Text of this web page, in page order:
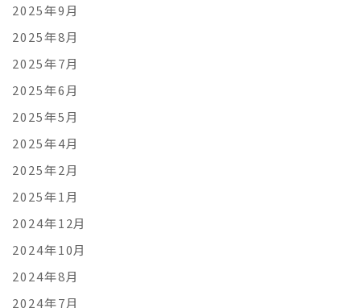
2025年9月
2025年8月
2025年7月
2025年6月
2025年5月
2025年4月
2025年2月
2025年1月
2024年12月
2024年10月
2024年8月
2024年7月